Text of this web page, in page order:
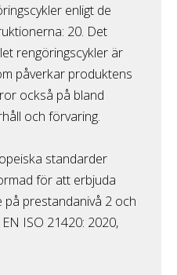
enligt de
20. Det
rengöringscykler är
påverkar produktens
också på bland
och förvaring.
standarder
för att erbjuda
prestandanivå 2 och
ISO 21420: 2020,